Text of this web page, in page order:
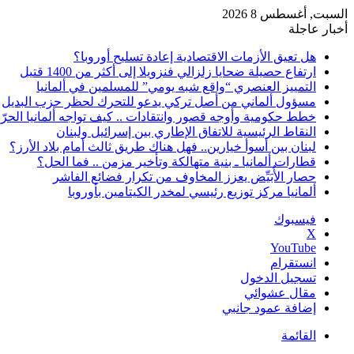
السبت, أغسطس 8 2026
أخبار عاجلة
هل تعيق الأزمات الاقتصادية إعادة تسليح أوروبا؟
ارتفاع حصيلة ضحايا زلزالي فنزويلا إلى أكثر من 1400 قتيل
التمييز العنصري “واقع شبه يومي” للمسلمين في ألمانيا
مسؤول ألماني من أصل تركي يدعو للتحرك لحظر حزب البديل
خطط حكومية وأوجه قصور وانتقادات .. كيف تواجه ألمانيا
النقاط الرئيسية للاتفاق الإطاري بين إسرائيل ولبنان
لبنان بين أسوأ خيارين.. فهل هناك طريق ثالث أمام بلاد الأرز؟
قطارات ألمانيا ـ بنية متهالكة وتأخير مزمن .. فما الحل؟
حصار الأُبَيِّض يعزز المخاوف من تكرار فضائع الفاشر
ألمانيا مركز توزيع رئيسي لمخدر الكيتامين بأوروبا
فيسبوك
‫X
‫YouTube
انستقرام
تسجيل الدخول
مقال عشوائي
إضافة عمود جانبي
القائمة